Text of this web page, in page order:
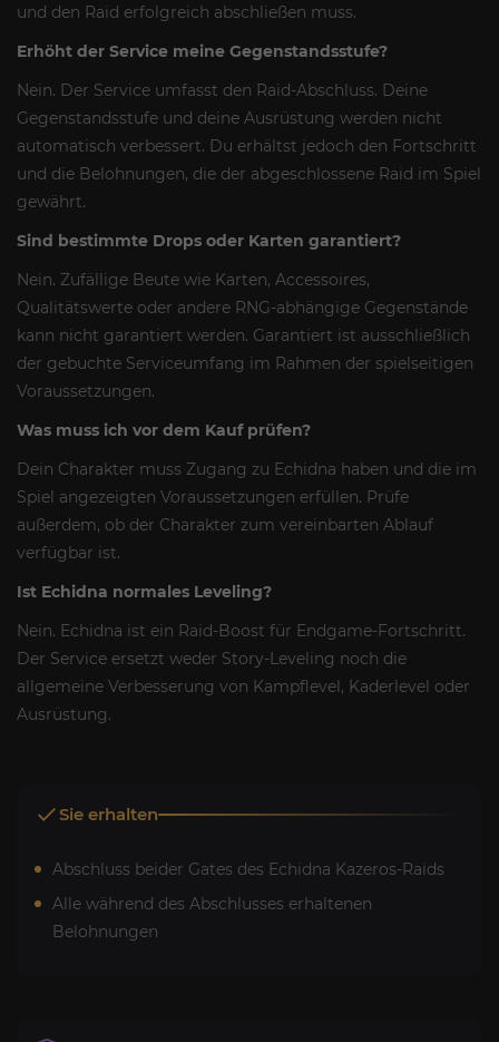
und den Raid erfolgreich abschließen muss.
Erhöht der Service meine Gegenstandsstufe?
Nein. Der Service umfasst den Raid-Abschluss. Deine
Gegenstandsstufe und deine Ausrüstung werden nicht
automatisch verbessert. Du erhältst jedoch den Fortschritt
und die Belohnungen, die der abgeschlossene Raid im Spiel
gewährt.
Sind bestimmte Drops oder Karten garantiert?
Nein. Zufällige Beute wie Karten, Accessoires,
Qualitätswerte oder andere RNG-abhängige Gegenstände
kann nicht garantiert werden. Garantiert ist ausschließlich
der gebuchte Serviceumfang im Rahmen der spielseitigen
Voraussetzungen.
Was muss ich vor dem Kauf prüfen?
Dein Charakter muss Zugang zu Echidna haben und die im
Spiel angezeigten Voraussetzungen erfüllen. Prüfe
außerdem, ob der Charakter zum vereinbarten Ablauf
verfügbar ist.
Ist Echidna normales Leveling?
Nein. Echidna ist ein Raid-Boost für Endgame-Fortschritt.
Der Service ersetzt weder Story-Leveling noch die
allgemeine Verbesserung von Kampflevel, Kaderlevel oder
Ausrüstung.
Sie erhalten
Abschluss beider Gates des Echidna Kazeros-Raids
Alle während des Abschlusses erhaltenen
Belohnungen